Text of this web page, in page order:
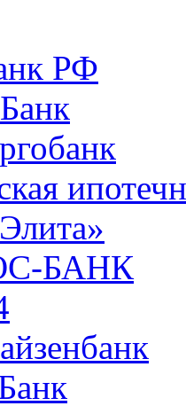
РФ
БАНК